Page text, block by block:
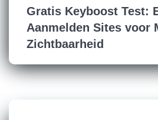
Gratis Keyboost Test:
Aanmelden Sites voor
Zichtbaarheid